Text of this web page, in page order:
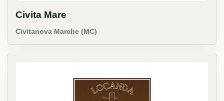
Civita Mare
Civitanova Marche (MC)